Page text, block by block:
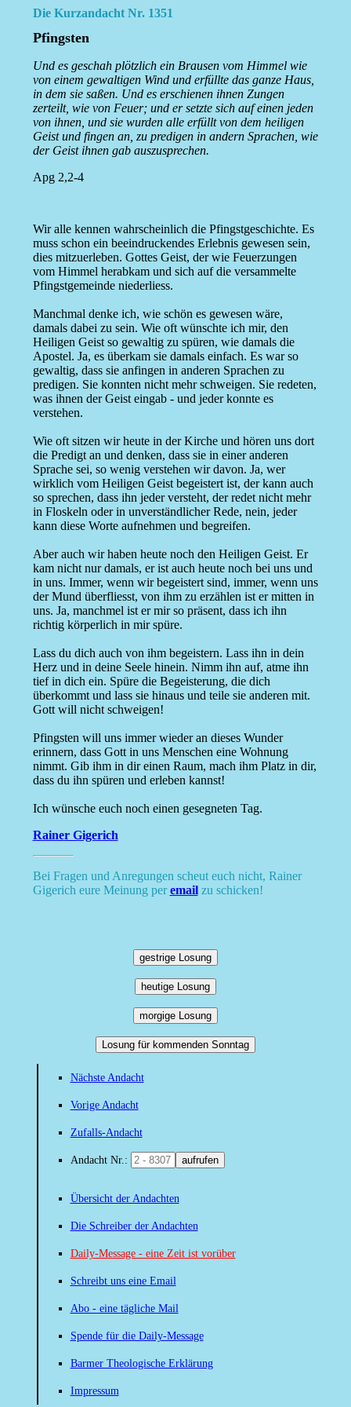
Die Kurzandacht Nr. 1351
Pfingsten
Und es geschah plötzlich ein Brausen vom Himmel wie
von einem gewaltigen Wind und erfüllte das ganze Haus,
in dem sie saßen. Und es erschienen ihnen Zungen
zerteilt, wie von Feuer; und er setzte sich auf einen jeden
von ihnen, und sie wurden alle erfüllt von dem heiligen
Geist und fingen an, zu predigen in andern Sprachen, wie
der Geist ihnen gab auszusprechen.
Apg 2,2-4
Wir alle kennen wahrscheinlich die Pfingstgeschichte. Es
muss schon ein beeindruckendes Erlebnis gewesen sein,
dies mitzuerleben. Gottes Geist, der wie Feuerzungen
vom Himmel herabkam und sich auf die versammelte
Pfingstgemeinde niederliess.
Manchmal denke ich, wie schön es gewesen wäre,
damals dabei zu sein. Wie oft wünschte ich mir, den
Heiligen Geist so gewaltig zu spüren, wie damals die
Apostel. Ja, es überkam sie damals einfach. Es war so
gewaltig, dass sie anfingen in anderen Sprachen zu
predigen. Sie konnten nicht mehr schweigen. Sie redeten,
was ihnen der Geist eingab - und jeder konnte es
verstehen.
Wie oft sitzen wir heute in der Kirche und hören uns dort
die Predigt an und denken, dass sie in einer anderen
Sprache sei, so wenig verstehen wir davon. Ja, wer
wirklich vom Heiligen Geist begeistert ist, der kann auch
so sprechen, dass ihn jeder versteht, der redet nicht mehr
in Floskeln oder in unverständlicher Rede, nein, jeder
kann diese Worte aufnehmen und begreifen.
Aber auch wir haben heute noch den Heiligen Geist. Er
kam nicht nur damals, er ist auch heute noch bei uns und
in uns. Immer, wenn wir begeistert sind, immer, wenn uns
der Mund überfliesst, von ihm zu erzählen ist er mitten in
uns. Ja, manchmel ist er mir so präsent, dass ich ihn
richtig körperlich in mir spüre.
Lass du dich auch von ihm begeistern. Lass ihn in dein
Herz und in deine Seele hinein. Nimm ihn auf, atme ihn
tief in dich ein. Spüre die Begeisterung, die dich
überkommt und lass sie hinaus und teile sie anderen mit.
Gott will nicht schweigen!
Pfingsten will uns immer wieder an dieses Wunder
erinnern, dass Gott in uns Menschen eine Wohnung
nimmt. Gib ihm in dir einen Raum, mach ihm Platz in dir,
dass du ihn spüren und erleben kannst!
Ich wünsche euch noch einen gesegneten Tag.
Rainer Gigerich
Bei Fragen und Anregungen scheut euch nicht, Rainer
Gigerich eure Meinung peremailzu schicken!
gestrige Losung
heutige Losung
morgige Losung
Losung für kommenden Sonntag
Nächste Andacht
Vorige Andacht
Zufalls-Andacht
Andacht Nr.: aufrufen
Übersicht der Andachten
Die Schreiber der Andachten
Daily-Message - eine Zeit ist vorüber
Schreibt uns eine Email
Abo - eine tägliche Mail
Spende für die Daily-Message
Barmer Theologische Erklärung
Impressum